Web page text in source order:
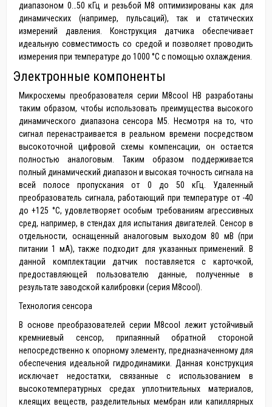
диапазоном 0…50 кГц и резьбой M8 оптимизированы как для
динамических (например, пульсаций), так и статических
измерений давления. Конструкция датчика обеспечивает
идеальную совместимость со средой и позволяет проводить
измерения при температуре до 1000 °C с помощью охлаждения.
Электронные компоненты
Микросхемы преобразователя серии M8cool HB разработаны
таким образом, чтобы использовать преимущества высокого
динамического диапазона сенсора M5. Несмотря на то, что
сигнал перенастраивается в реальном времени посредством
высокоточной цифровой схемы компенсации, он остается
полностью аналоговым. Таким образом поддерживается
полный динамический диапазон и высокая точность сигнала на
всей полосе пропускания от 0 до 50 кГц. Удаленный
преобразователь сигнала, работающий при температуре от -40
до +125 °C, удовлетворяет особым требованиям агрессивных
сред, например, в стендах для испытания двигателей. Сенсор в
отдельности, оснащенный аналоговым выходом 80 мВ (при
питании 1 мА), также подходит для указанных применений. В
данной комплектации датчик поставляется с карточкой,
предоставляющей пользователю данные, полученные в
результате заводской калибровки (серия M8cool).
Технология сенсора
В основе преобразователей серии M8cool лежит устойчивый
кремниевый сенсор, припаянный обратной стороной
непосредственно к опорному элементу, предназначенному для
обеспечения идеальной гидродинамики. Данная конструкция
исключает недостатки, связанные с использованием в
высокотемпературных средах уплотнительных материалов,
клеящих веществ, разделительных мембран или капиллярных